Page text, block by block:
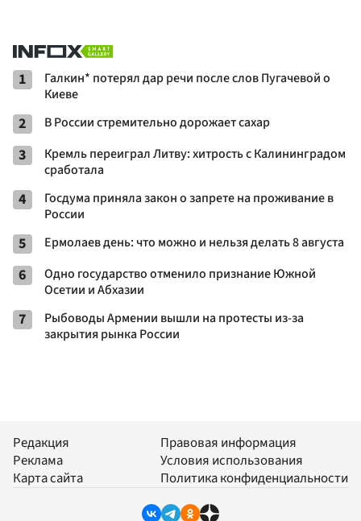
1
Галкин* потерял дар речи после слов Пугачевой о
Киеве
2 В России стремительно дорожает сахар
3
Кремль переиграл Литву: хитрость с Калининградом
сработала
4
Госдума приняла закон о запрете на проживание в
России
5 Ермолаев день: что можно и нельзя делать 8 августа
6
Одно государство отменило признание Южной
Осетии и Абхазии
7
Рыбоводы Армении вышли на протесты из-за
закрытия рынка России
Редакция
Реклама
Карта сайта
Правовая информация
Условия использования
Политика конфиденциальности